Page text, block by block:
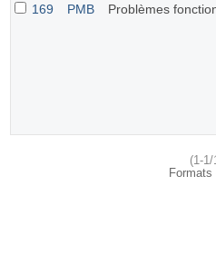
169
PMB Problèmes
(1-1/